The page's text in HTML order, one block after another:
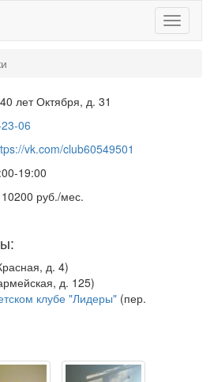
Toggle
лет Октября, д. 31
06
vk.com/club60549501
19:00
10200 руб./мес.
д. 4)
д. 125)
клубе "Лидеры" (пер.